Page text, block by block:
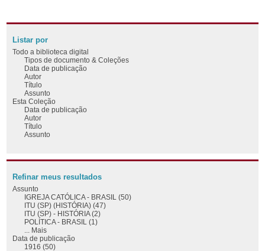
Listar por
Todo a biblioteca digital
Tipos de documento & Coleções
Data de publicação
Autor
Título
Assunto
Esta Coleção
Data de publicação
Autor
Título
Assunto
Refinar meus resultados
Assunto
IGREJA CATÓLICA - BRASIL (50)
ITU (SP) (HISTÓRIA) (47)
ITU (SP) - HISTÓRIA (2)
POLÍTICA - BRASIL (1)
... Mais
Data de publicação
1916 (50)